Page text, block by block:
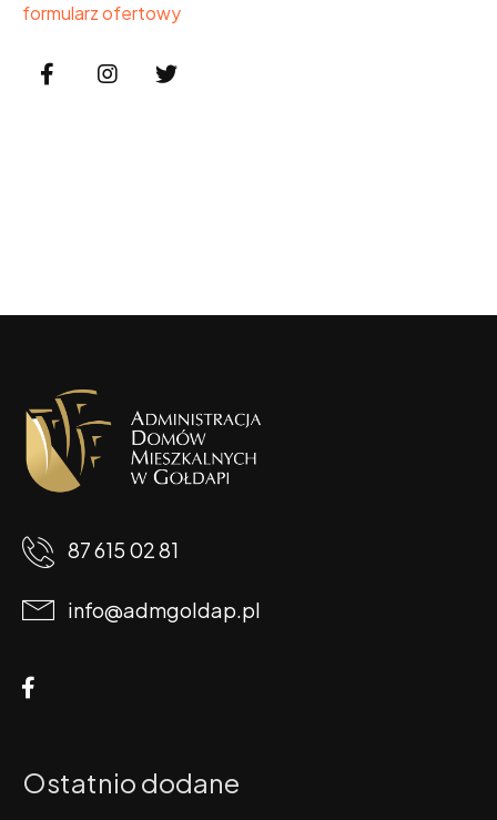
formularz ofertowy
87 615 02 81
info@admgoldap.pl
Ostatnio dodane